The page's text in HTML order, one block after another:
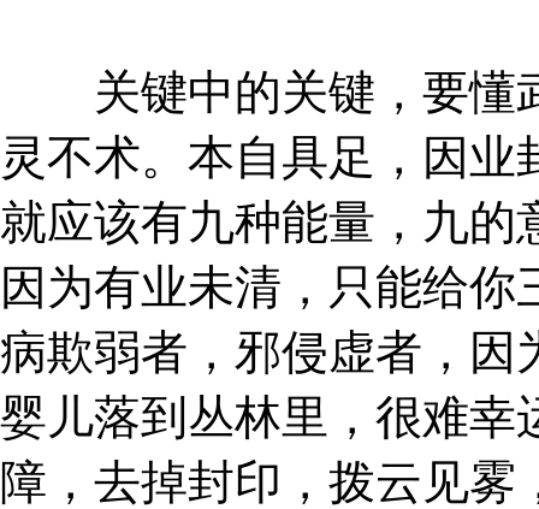
关键中的关键，要懂
灵不术。本自具足，因
就应该有九种能量，九的
因为有业未清，只能给
病欺弱者，邪侵虚者，因
婴儿落到丛林里，很难幸
障，去掉封印，拨云见